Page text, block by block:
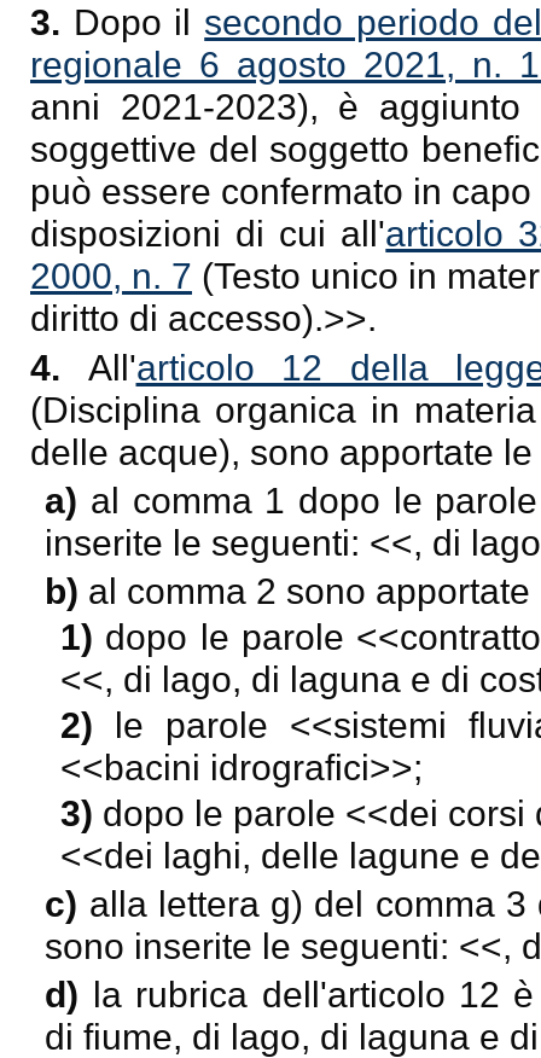
3. Dopo il secondo periodo
regionale 6 agosto 2021, n.
anni 2021-2023), è
soggettive del soggetto
può essere confermato in
disposizioni di cui all'articolo
2000, n. 7 (Testo unico in
diritto di accesso).>>.
4. All'articolo 12 della
(Disciplina organica in
delle acque), sono apportate
a) al comma 1 dopo le
inserite le seguenti: <<, di
b) al comma 2 sono
1) dopo le parole <<
<<, di lago, di laguna e di
2) le parole <<sistemi
<<bacini idrografici>>;
3) dopo le parole <<dei corsi
<<dei laghi, delle lagune e
c) alla lettera g) del comma
sono inserite le seguenti: <<,
d) la rubrica dell'articolo 12
di fiume, di lago, di laguna e